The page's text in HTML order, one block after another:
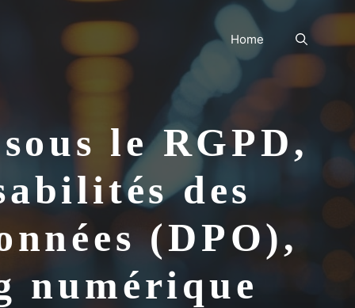
Home
le RGPD,
des
(DPO),
numérique